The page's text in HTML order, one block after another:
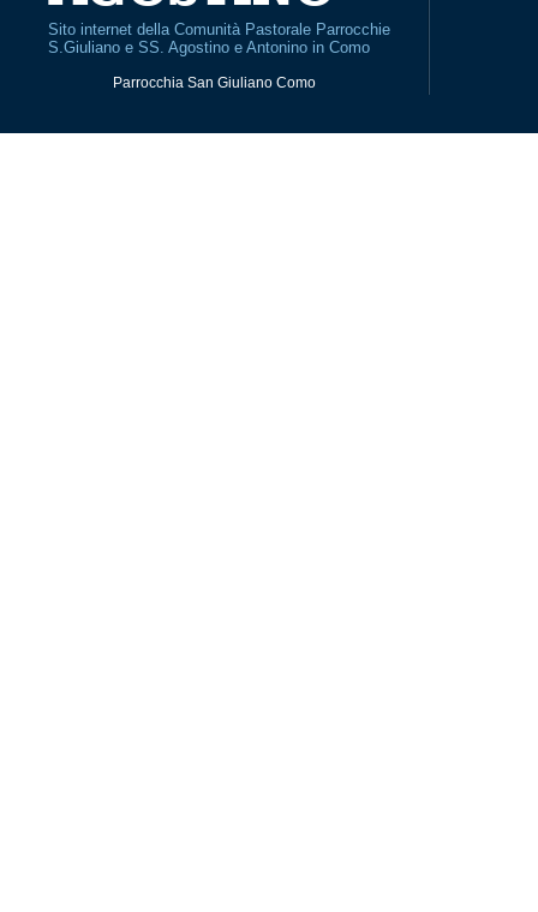
Sito internet della Comunità Pastorale Parrocchie
S.Giuliano e SS. Agostino e Antonino in Como
Parrocchia San Giuliano Como